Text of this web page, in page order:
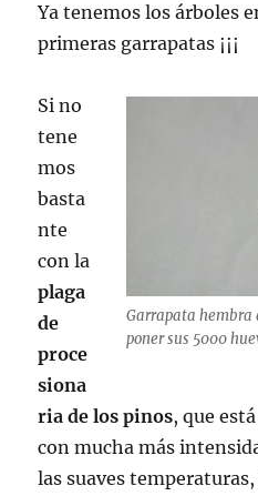
Ya tenemos los árboles
primeras garrapatas ¡¡¡
Garrapata hembra
poner sus 5000
Si no
tene
mos
basta
nte
con la
plaga
de
proce
siona
ria de los pinos, que
con mucha más
las suaves